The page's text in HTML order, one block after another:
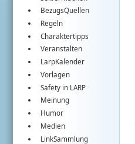
BezugsQuellen
Regeln
Charaktertipps
Veranstalten
LarpKalender
Vorlagen
Safety in LARP
Meinung
Humor
Medien
LinkSammlung